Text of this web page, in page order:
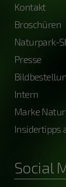
Kontakt
Broschüren
Naturpark-
Presse
Intern
Marke
Insidertipps
Social